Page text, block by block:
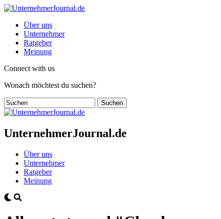
Über uns
Unternehmer
Ratgeber
Meinung
Connect with us
Wonach möchtest du suchen?
UnternehmerJournal.de
Über uns
Unternehmer
Ratgeber
Meinung